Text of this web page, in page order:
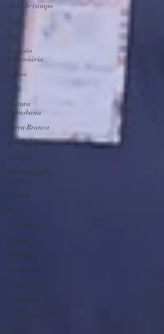
Aula de campo
Ingá
Ipê
Estação
Ferroviária
Livros
APL
Cultura
Paraibana
Serra Branca
Pai do Mangue
Mangue
Mitos e Lendas
da PB
Lucena
Cuité
Itacoatiara
Sertão
Parahyba
Frederica
Holandeses
Umbuzeiro
Centro Histórico
Cigana